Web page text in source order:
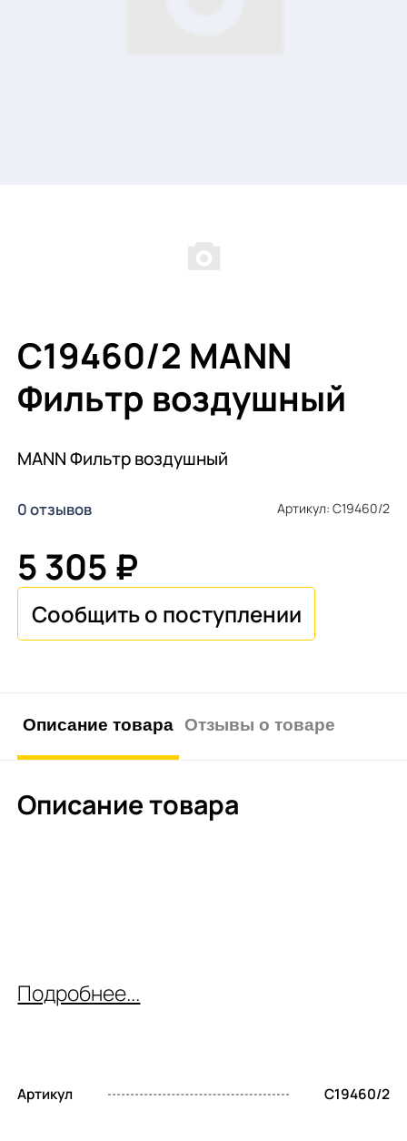
C19460/2 MANN
Фильтр воздушный
MANN Фильтр воздушный
0 отзывов Артикул: C19460/2
5 305 ₽
Описание товара Отзывы о товаре
Описание товара
Подробнее...
Артикул C19460/2